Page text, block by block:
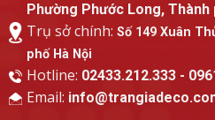
Phường Phước Long, Thành
Trụ sở chính: Số 149 Xuân
phố Hà Nội
Hotline: 02433.212.333 -
Email: